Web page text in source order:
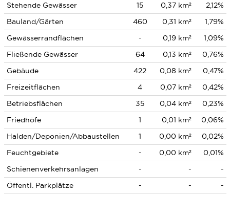
Stehende Gewässer 15 0,37 km²
2,12%
Bauland/Gärten
460 0,31 km²
1,79%
Gewässerrandflächen
- 0,19 km²
1,09%
Fließende Gewässer
64 0,13 km²
0,76%
Gebäude
422 0,08 km²
0,47%
Freizeitflächen
4 0,07 km²
0,42%
Betriebsflächen
35 0,04 km²
0,23%
Friedhöfe
1 0,01 km²
0,06%
Halden/Deponien/Abbaustellen
1 0,00 km²
0,02%
Feuchtgebiete
- 0,00 km²
0,01%
Schienenverkehrsanlagen
- -
-
Öffentl. Parkplätze
- - -